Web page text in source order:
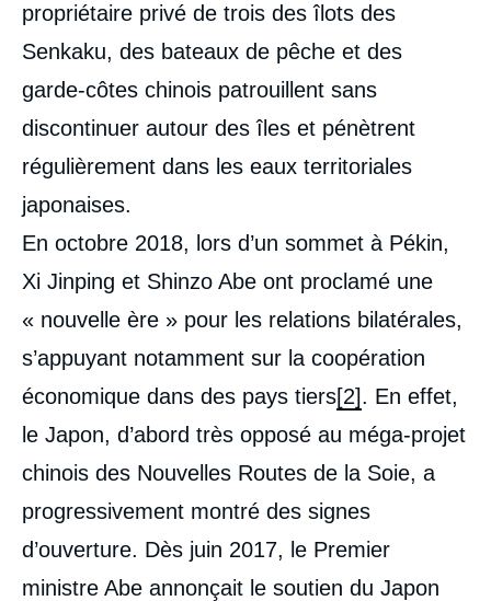
propriétaire privé de trois des îlots des
Senkaku, des bateaux de pêche et des
garde-côtes chinois patrouillent sans
discontinuer autour des îles et pénètrent
régulièrement dans les eaux territoriales
japonaises.
En octobre 2018, lors d’un sommet à Pékin,
Xi Jinping et Shinzo Abe ont proclamé une
« nouvelle ère » pour les relations bilatérales,
s’appuyant notamment sur la coopération
économique dans des pays tiers[2]. En effet,
le Japon, d’abord très opposé au méga-projet
chinois des Nouvelles Routes de la Soie, a
progressivement montré des signes
d’ouverture. Dès juin 2017, le Premier
ministre Abe annonçait le soutien du Japon